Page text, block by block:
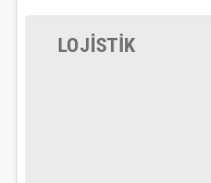
LOJİSTİK